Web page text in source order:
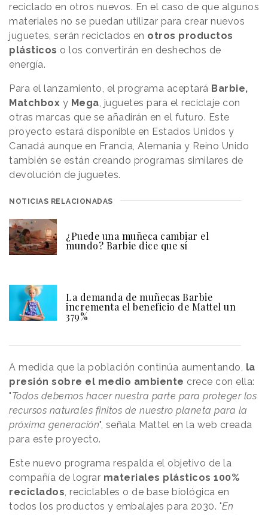
reciclado en otros nuevos. En el caso de que algunos
materiales no se puedan utilizar para crear nuevos
juguetes, serán reciclados en otros productos
plásticos o los convertirán en deshechos de
energía.
Para el lanzamiento, el programa aceptará Barbie,
Matchbox y Mega, juguetes para el reciclaje con
otras marcas que se añadirán en el futuro. Este
proyecto estará disponible en Estados Unidos y
Canadá aunque en Francia, Alemania y Reino Unido
también se están creando programas similares de
devolución de juguetes.
NOTICIAS RELACIONADAS
¿Puede una muñeca cambiar el
mundo? Barbie dice que sí
La demanda de muñecas Barbie
incrementa el beneficio de Mattel un
379%
A medida que la población continúa aumentando, la
presión sobre el medio ambiente crece con ella:
"Todos debemos hacer nuestra parte para proteger los
recursos naturales finitos de nuestro planeta para la
próxima generación", señala Mattel en la web creada
para este proyecto.
Este nuevo programa respalda el objetivo de la
compañía de lograr materiales plásticos 100%
reciclados, reciclables o de base biológica en
todos los productos y embalajes para 2030. "En